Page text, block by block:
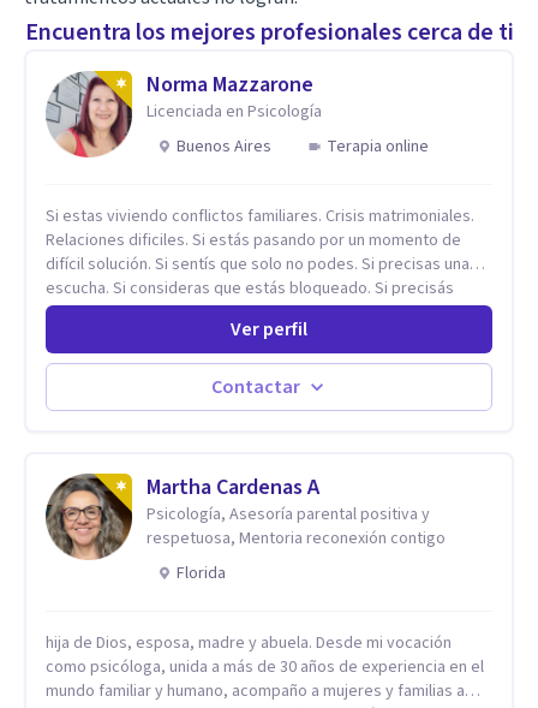
Encuentra los mejores profesionales cerca de ti
Norma Mazzarone
Licenciada en Psicología
Buenos Aires
Terapia online
Si estas viviendo conflictos familiares. Crisis matrimoniales.
Relaciones dificiles. Si estás pasando por un momento de
difícil solución. Si sentís que solo no podes. Si precisas una
escucha. Si consideras que estás bloqueado. Si precisás
comprensión. Si no logras definir proyectos, objetivos,
sueños, deseos. Si pensás que lo que te pasa no es tan
grave, pero podría ayudar. Si estás en adicciones y tu
intención es hacer algo con lo que te está pasando. No dudes
en comunicarte a fin de comenzar a resolver la situación que
Ver perfil
Contactar
Martha Cardenas A
Psicología, Asesoría parental positiva y
respetuosa, Mentoria reconexión contigo
Florida
hija de Dios, esposa, madre y abuela. Desde mi vocación
como psicóloga, unida a más de 30 años de experiencia en el
mundo familiar y humano, acompaño a mujeres y familias a